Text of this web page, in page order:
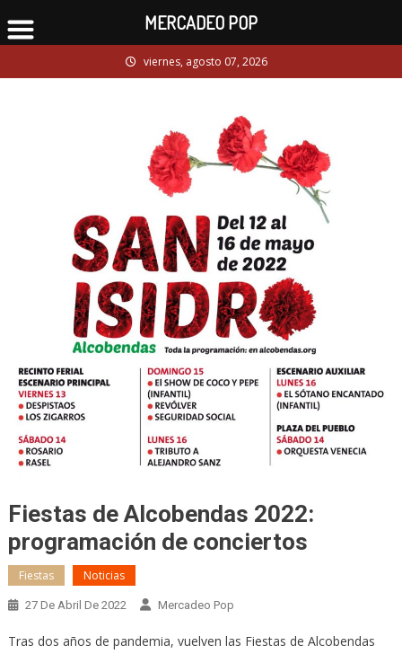
to
viernes, agosto 07, 2026
Fiestas de Alcobendas 2022:
programación de conciertos
Fiestas Noticias
27 De Abril De 2022 Mercadeo Pop
Tras dos años de pandemia, vuelven las Fiestas de Alcobendas
MERCADEO POP